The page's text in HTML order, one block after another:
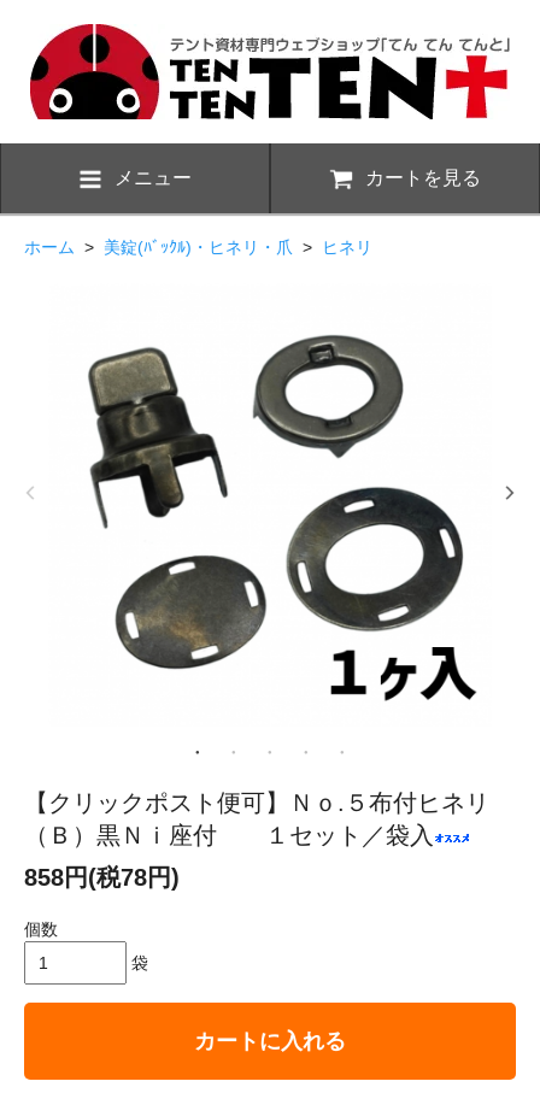
メニュー カートを見る
ホーム > 美錠(ﾊﾞｯｸﾙ)・ヒネリ・爪 > ヒネリ
【クリックポスト便可】Ｎｏ.５布付ヒネリ
（Ｂ）黒Ｎｉ座付 １セット／袋入
858円(税78円)
個数
袋
カートに入れる